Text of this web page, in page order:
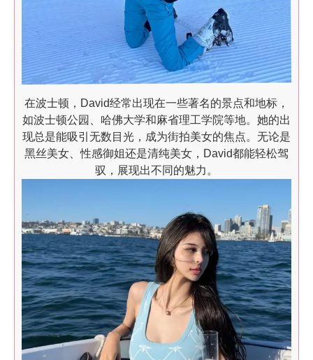
在波士顿，David经常出现在一些著名的景点和地标，
如波士顿公园、哈佛大学和麻省理工学院等地。她的出
现总是能吸引无数目光，成为街拍美女的焦点。无论是
黑丝美女、性感御姐还是清纯美女，David都能轻松驾
驭，展现出不同的魅力。